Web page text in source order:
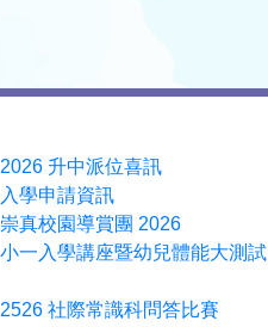
升中派位喜訊
學申請資訊
真校園導賞團 2026
一入學講座暨幼兒體能大測試
社際常識科問答比賽